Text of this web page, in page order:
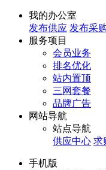
我的办公室
发布供应 发布采
服务项目
会员业务
排名优化
站内置顶
三网套餐
品牌广告
网站导航
站点导航
供应中心 求
手机版